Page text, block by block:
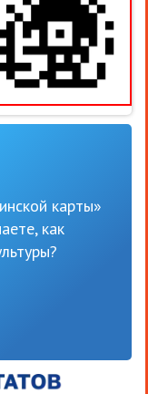
карты»
как